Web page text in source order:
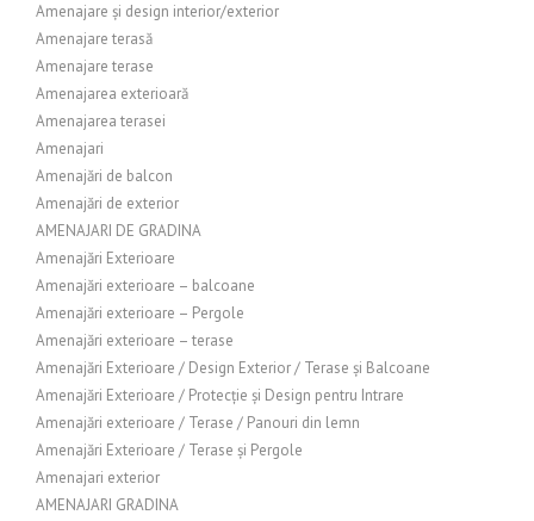
Amenajare și design interior/exterior
Amenajare terasă
Amenajare terase
Amenajarea exterioară
Amenajarea terasei
Amenajari
Amenajări de balcon
Amenajări de exterior
AMENAJARI DE GRADINA
Amenajări Exterioare
Amenajări exterioare – balcoane
Amenajări exterioare – Pergole
Amenajări exterioare – terase
Amenajări Exterioare / Design Exterior / Terase și Balcoane
Amenajări Exterioare / Protecție și Design pentru Intrare
Amenajări exterioare / Terase / Panouri din lemn
Amenajări Exterioare / Terase și Pergole
Amenajari exterior
AMENAJARI GRADINA